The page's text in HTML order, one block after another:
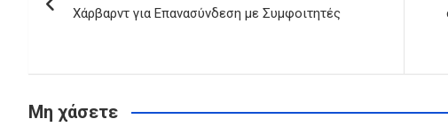
άρθρων
Χάρβαρντ για Επανασύνδεση με Συμφοιτητές
Μη χάσετε